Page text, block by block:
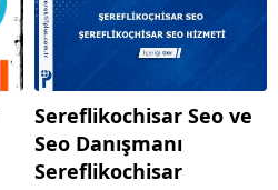
Sereflikochisar Seo ve
Seo Danışmanı
Sereflikochisar